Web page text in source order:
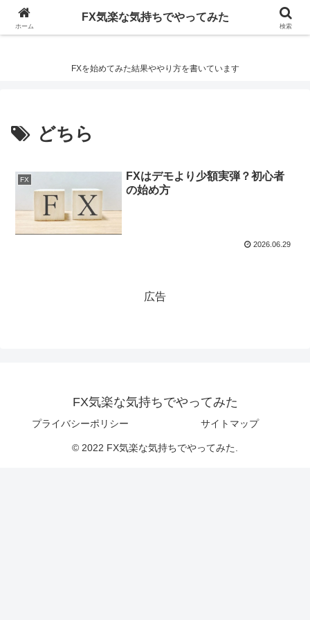
FX気楽な気持ちでやってみた
FXを始めてみた結果ややり方を書いています
どちら
FX
FXはデモより少額実弾？初心者
の始め方
2026.06.29
広告
FX気楽な気持ちでやってみた
プライバシーポリシー サイトマップ
© 2022 FX気楽な気持ちでやってみた.
ホーム
FX気楽な気持ちでやってみた
検索